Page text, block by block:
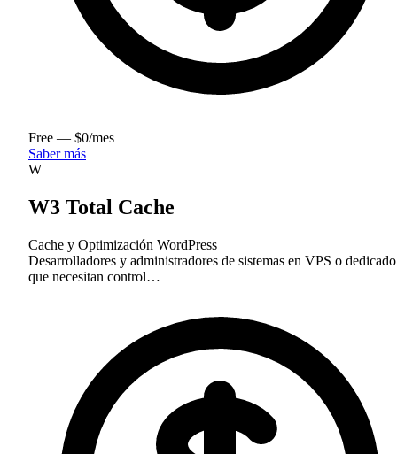
Free — $0/mes
Saber más
W
W3 Total Cache
Cache y Optimización WordPress
Desarrolladores y administradores de sistemas en VPS o dedicado
que necesitan control…